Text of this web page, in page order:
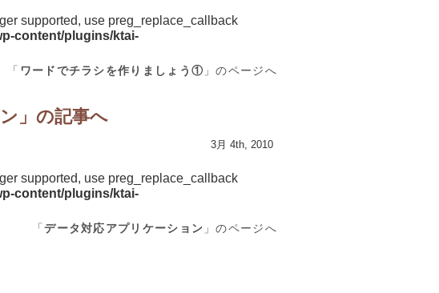
supported, use preg_replace_callback
content/plugins/ktai-
「 ワードでチラシを作りましょう① 」のページへ
」の記事へ
3月 4th, 2010
supported, use preg_replace_callback
content/plugins/ktai-
「データ対応アプリケーション 」のページへ